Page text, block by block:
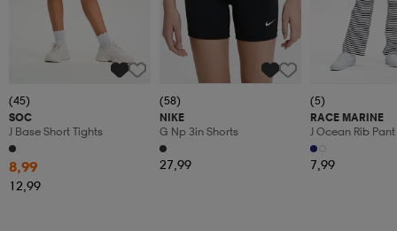
(45)
SOC
J Base Short Tights
8,99
12,99
(58)
NIKE
G Np 3in Shorts
27,99
(5)
RACE MARINE
J Ocean Rib Pant
7,99